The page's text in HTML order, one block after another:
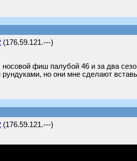
(176.59.121.---)
фиш палубой 46 и за два
рундуками, но они мне сделают
(176.59.121.---)